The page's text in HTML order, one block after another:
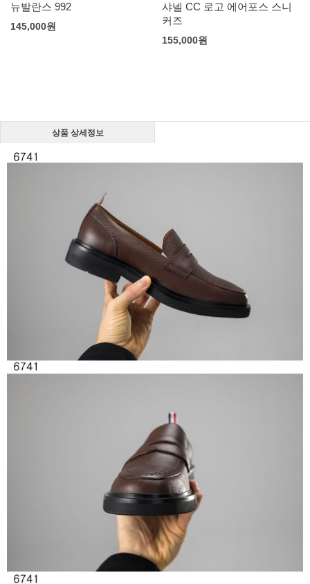
뉴발란스 992
145,000원
샤넬 CC 로고 에어포스 스니
커즈
155,000원
상품 상세정보